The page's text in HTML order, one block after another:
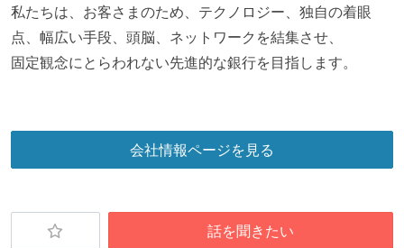
私たちは、お客さまのため、テクノロジー、独自の着眼
点、幅広い手段、頭脳、ネットワークを結集させ、
固定観念にとらわれない先進的な銀行を目指します。
会社情報ページを見る
話を聞きたい